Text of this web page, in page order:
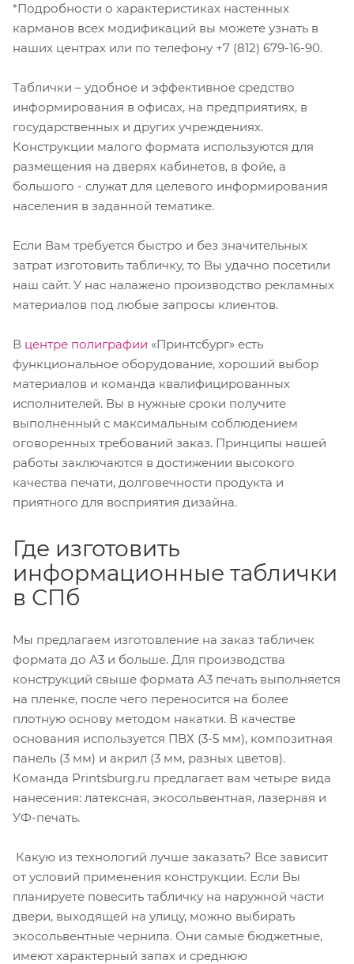
*Подробности о характеристиках настенных
карманов всех модификаций вы можете узнать в
наших центрах или по телефону +7 (812) 679-16-90.
Таблички – удобное и эффективное средство
информирования в офисах, на предприятиях, в
государственных и других учреждениях.
Конструкции малого формата используются для
размещения на дверях кабинетов, в фойе, а
большого - служат для целевого информирования
населения в заданной тематике.
Если Вам требуется быстро и без значительных
затрат изготовить табличку, то Вы удачно посетили
наш сайт. У нас налажено производство рекламных
материалов под любые запросы клиентов.
В центре полиграфии «Принтсбург» есть
функциональное оборудование, хороший выбор
материалов и команда квалифицированных
исполнителей. Вы в нужные сроки получите
выполненный с максимальным соблюдением
оговоренных требований заказ. Принципы нашей
работы заключаются в достижении высокого
качества печати, долговечности продукта и
приятного для восприятия дизайна.
Где изготовить
информационные таблички
в СПб
Мы предлагаем изготовление на заказ табличек
формата до А3 и больше. Для производства
конструкций свыше формата А3 печать выполняется
на пленке, после чего переносится на более
плотную основу методом накатки. В качестве
основания используется ПВХ (3-5 мм), композитная
панель (3 мм) и акрил (3 мм, разных цветов).
Команда Printsburg.ru предлагает вам четыре вида
нанесения: латексная, экосольвентная, лазерная и
УФ-печать.
Какую из технологий лучше заказать? Все зависит
от условий применения конструкции. Если Вы
планируете повесить табличку на наружной части
двери, выходящей на улицу, можно выбирать
экосольвентные чернила. Они самые бюджетные,
имеют характерный запах и среднюю